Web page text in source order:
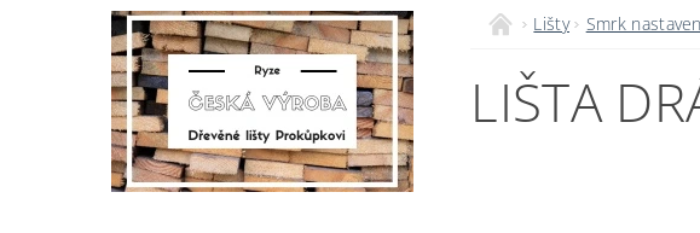
O NÁS
OBCHODNÍ PODMÍNKY DORUČENÍ ZBOŽÍ A
Lišty Smrk
LIŠTA